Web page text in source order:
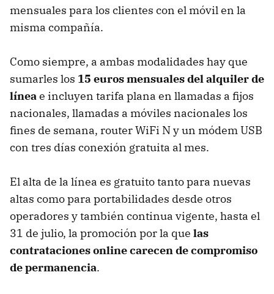
mensuales para los clientes con el móvil en la
misma compañía.
Como siempre, a ambas modalidades hay que
sumarles los 15 euros mensuales del alquiler de
líneae incluyen tarifa plana en llamadas a fijos
nacionales, llamadas a móviles nacionales los
fines de semana, router WiFi N y un módemUSB
con tres días conexión gratuita al mes.
El alta de la línea es gratuito tanto para nuevas
altas como para portabilidades desde otros
operadores y también continua vigente, hasta el
31 de julio, la promoción por la que las
contrataciones online carecen de compromiso
de permanencia.